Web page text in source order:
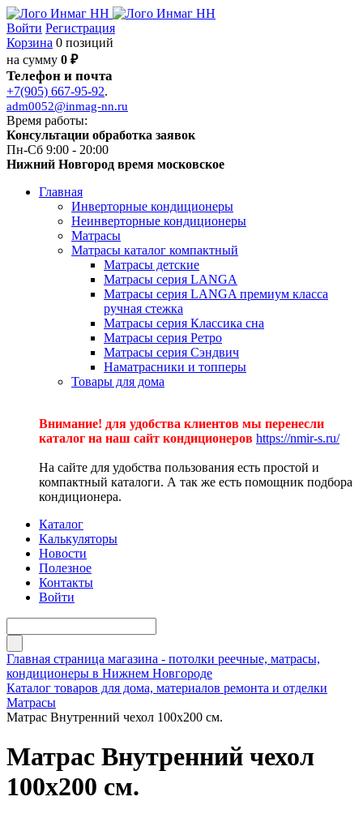
Войти Регистрация
Корзина 0 позиций
на сумму 0 ₽
Телефон и почта
+7(905) 667-95-92.
adm0052@inmag-nn.ru
Время работы:
Консультации обработка заявок
Пн-Сб 9:00 - 20:00
Нижний Новгород время московское
Главная
Инверторные кондиционеры
Неинверторные кондиционеры
Матрасы
Матрасы каталог компактный
Матрасы детские
Матрасы серия LANGA
Матрасы серия LANGA премиум класса
ручная стежка
Матрасы серия Классика сна
Матрасы серия Ретро
Матрасы серия Сэндвич
Наматрасники и топперы
Товары для дома
Внимание! для удобства клиентов мы перенесли
каталог на наш сайт кондиционеров https://nmir-s.ru/
На сайте для удобства пользования есть простой и
компактный каталоги. А так же есть помощник подбора
кондиционера.
Каталог
Калькуляторы
Новости
Полезное
Контакты
Войти
Главная страница магазина - потолки реечные, матрасы,
кондиционеры в Нижнем Новгороде
Каталог товаров для дома, материалов ремонта и отделки
Матрасы
Матрас Внутренний чехол 100х200 см.
Матрас Внутренний чехол
100х200 см.